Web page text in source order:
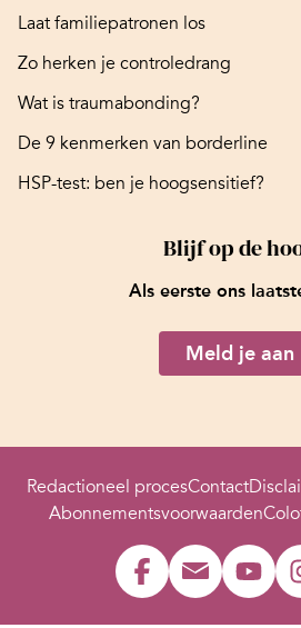
Laat familiepatronen los
Zo herken je controledrang
Wat is traumabonding?
De 9 kenmerken van borderline
HSP-test: ben je hoogsensitief?
Blijf op de
Als eerste ons
Meld je aan
Redactioneel procesContact
Abonnementsvoorwaarden